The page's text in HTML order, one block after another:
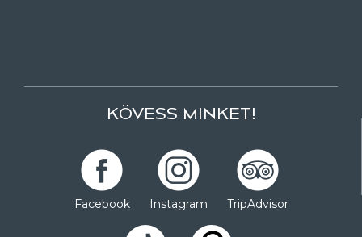
KÖVESS MINKET!
Facebook Instagram TripAdvisor